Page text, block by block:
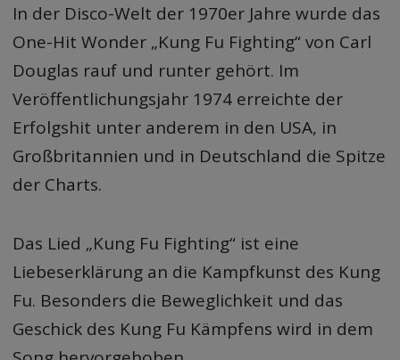
In der Disco-Welt der 1970er Jahre wurde das
One-Hit Wonder „Kung Fu Fighting“ von Carl
Douglas rauf und runter gehört. Im
Veröffentlichungsjahr 1974 erreichte der
Erfolgshit unter anderem in den USA, in
Großbritannien und in Deutschland die Spitze
der Charts.
Das Lied „Kung Fu Fighting“ ist eine
Liebeserklärung an die Kampfkunst des Kung
Fu. Besonders die Beweglichkeit und das
Geschick des Kung Fu Kämpfens wird in dem